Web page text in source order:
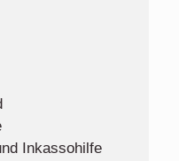
Inkassohilfe